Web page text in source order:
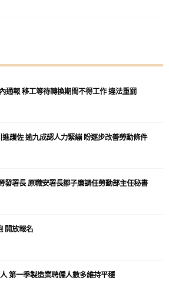
通報 移工等待轉換期間不得工作 違法重罰
進護佐 逾九成認人力緊繃 盼逐步改善勞動條件
發署長 原職安署長鄒子廉調任勞動部主任秘書
開放報名
第一季製造業聘僱人數多維持平穩